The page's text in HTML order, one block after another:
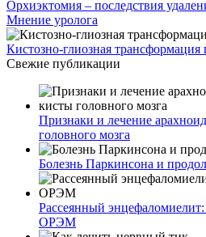
Орхиэктомия – последствия
Мнение уролога
Кистозно-глиозная трансформация
Свежие публикации
Признаки и лечение
головного мозга
Болезнь Паркинсона и
Рассеянный
ОРЭМ